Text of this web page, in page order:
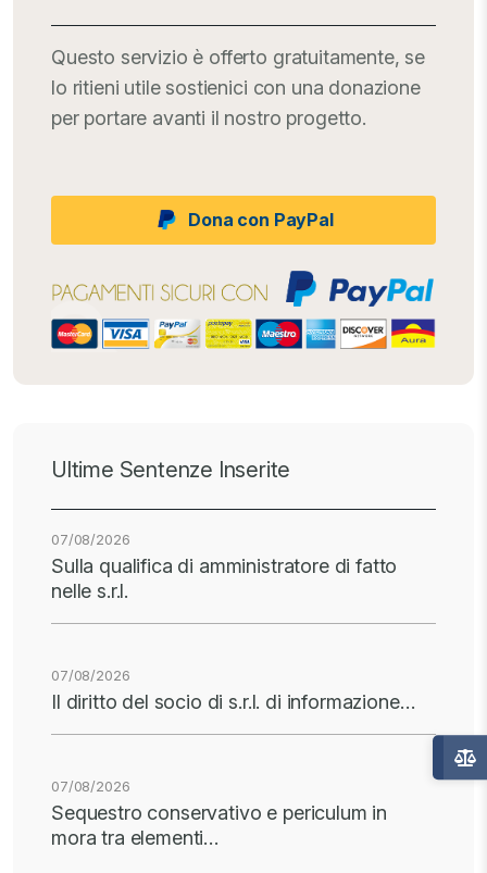
Questo servizio è offerto gratuitamente, se
lo ritieni utile sostienici con una donazione
per portare avanti il nostro progetto.
Dona con PayPal
Ultime Sentenze Inserite
07/08/2026
Sulla qualifica di amministratore di fatto
nelle s.r.l.
07/08/2026
Il diritto del socio di s.r.l. di informazione…
07/08/2026
Sequestro conservativo e periculum in
mora tra elementi…